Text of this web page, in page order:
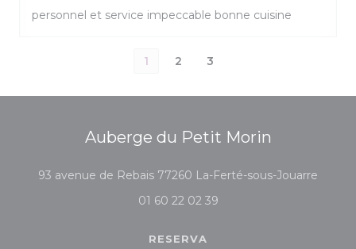
personnel et service impeccable bonne cuisine
1 2 3
Auberge du Petit Morin
93 avenue de Rebais 77260 La-Ferté-sous-Jouarre
01 60 22 02 39
RESERVA